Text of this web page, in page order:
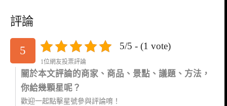
評論
5 5/5 - (1 vote)
1位網友投票評論
關於本文評論的商家、商品、景點、議題、方法，
你給幾顆星呢？
歡迎一起點擊星號參與評論唷！